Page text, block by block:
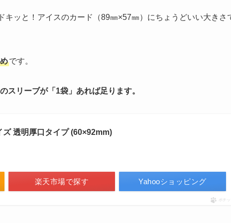
キッと！アイスのカード（89㎜×57㎜）にちょうどいい大きさ
です。
スリーブが「1袋」あれば足ります。
透明厚口タイプ (60×92mm)
楽天市場で探す Yahooショッピング
ポチ